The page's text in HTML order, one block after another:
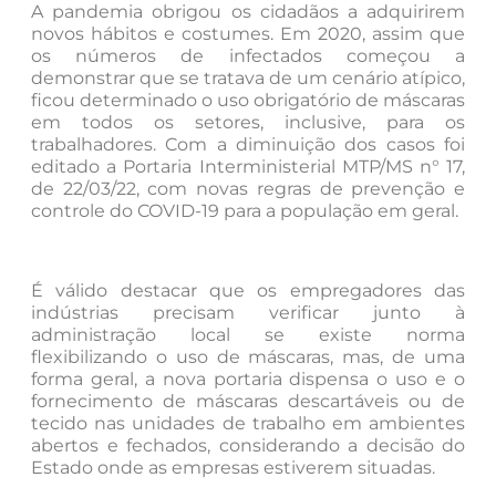
A pandemia obrigou os cidadãos a adquirirem
novos hábitos e costumes. Em 2020, assim que
os números de infectados começou a
demonstrar que se tratava de um cenário atípico,
ficou determinado o uso obrigatório de máscaras
em todos os setores, inclusive, para os
trabalhadores. Com a diminuição dos casos foi
editado a Portaria Interministerial MTP/MS n° 17,
de 22/03/22, com novas regras de prevenção e
controle do COVID-19 para a população em geral.
É válido destacar que os empregadores das
indústrias precisam verificar junto à
administração local se existe norma
flexibilizando o uso de máscaras, mas, de uma
forma geral, a nova portaria dispensa o uso e o
fornecimento de máscaras descartáveis ou de
tecido nas unidades de trabalho em ambientes
abertos e fechados, considerando a decisão do
Estado onde as empresas estiverem situadas.